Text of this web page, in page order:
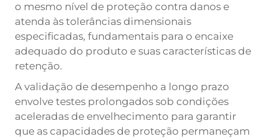
o mesmo nível de proteção contra danos e
atenda às tolerâncias dimensionais
especificadas, fundamentais para o encaixe
adequado do produto e suas características de
retenção.
A validação de desempenho a longo prazo
envolve testes prolongados sob condições
aceleradas de envelhecimento para garantir
que as capacidades de proteção permaneçam